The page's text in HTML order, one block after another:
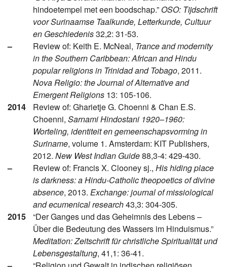
hindoetempel met een boodschap.” OSO: Tijdschrift
voor Surinaamse Taalkunde, Letterkunde, Cultuur
en Geschiedenis32,2: 31-53.
–
Review of: Keith E. McNeal, Trance and modernity
in the Southern Caribbean: African and Hindu
popular religions in Trinidad and Tobago, 2011.
Nova Religio: the Journal of Alternative and
Emergent Religions 13: 105-106.
2014
Review of: Gharietje G. Choenni & Chan E.S.
Choenni, Sarnami Hindostani 1920–1960:
Worteling, identiteit en gemeenschapsvorming in
Suriname, volume 1. Amsterdam: KIT Publishers,
2012. New West Indian Guide88,3-4: 429-430.
–
Review of: Francis X. Clooney sj., His hiding place
is darkness: a Hindu-Catholic theopoetics of divine
absence, 2013. Exchange:journal of missiological
and ecumenical research43,3: 304-305.
2015
“Der Ganges und das Geheimnis des Lebens –
Über die Bedeutung des Wassers im Hinduismus.”
Meditation: Zeitschrift für christliche Spiritualität und
Lebensgestaltung, 41,1: 36-41.